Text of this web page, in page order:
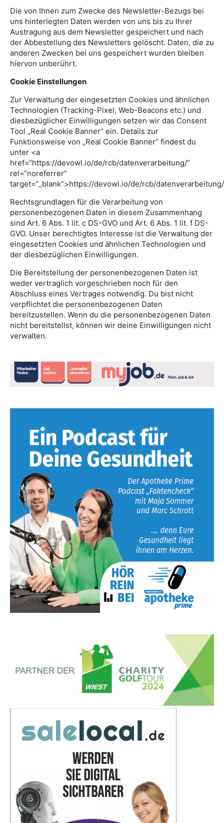
Die von Ihnen zum Zwecke des Newsletter-Bezugs bei
uns hinterlegten Daten werden von uns bis zu Ihrer
Austragung aus dem Newsletter gespeichert und nach
der Abbestellung des Newsletters gelöscht. Daten, die zu
anderen Zwecken bei uns gespeichert wurden bleiben
hiervon unberührt.
Cookie Einstellungen
Zur Verwaltung der eingesetzten Cookies und ähnlichen
Technologien (Tracking-Pixel, Web-Beacons etc.) und
diesbezüglicher Einwilligungen setzen wir das Consent
Tool „Real Cookie Banner“ ein. Details zur
Funktionsweise von „Real Cookie Banner“ findest du
unter <a
href=“https://devowl.io/de/rcb/datenverarbeitung/“
rel=“noreferrer“
target=“_blank“>https://devowl.io/de/rcb/
Rechtsgrundlagen für die Verarbeitung von
personenbezogenen Daten in diesem Zusammenhang
sind Art. 6 Abs. 1 lit. c DS-GVO und Art. 6 Abs. 1 lit. f DS-
GVO. Unser berechtigtes Interesse ist die Verwaltung der
eingesetzten Cookies und ähnlichen Technologien und
der diesbezüglichen Einwilligungen.
Die Bereitstellung der personenbezogenen Daten ist
weder vertraglich vorgeschrieben noch für den
Abschluss eines Vertrages notwendig. Du bist nicht
verpflichtet die personenbezogenen Daten
bereitzustellen. Wenn du die personenbezogenen Daten
nicht bereitstellst, können wir deine Einwilligungen nicht
verwalten.